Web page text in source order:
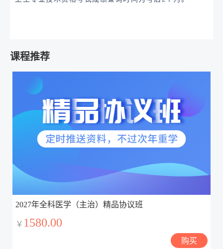
课程推荐
2027年全科医学（主治）精品协议班
￥ 1580.00
购买